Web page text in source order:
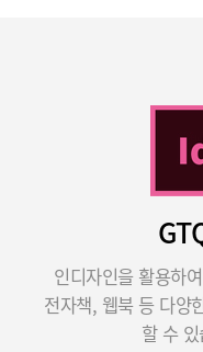
인디자인을 활용하
전자책, 웹북 등 다양
할 수